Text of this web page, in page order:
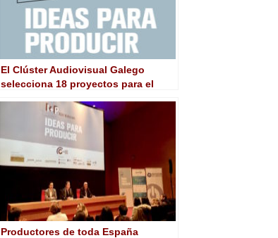
El Clúster Audiovisual Galego
selecciona 18 proyectos para el
Productores de toda España